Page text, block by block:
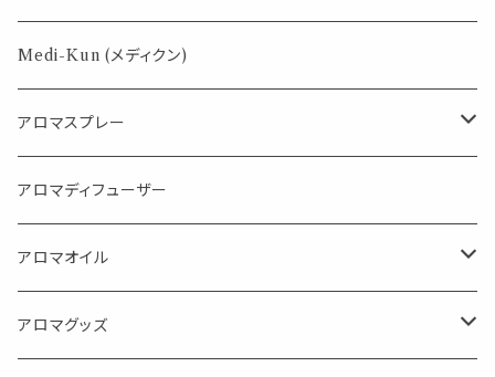
パロサント
Medi-Kun (メディクン)
アロマスプレー
目的で選ぶ
蒸し暑い夏やリフレッシュに
消臭に（用途：空間や衣服）
FLOWER LESO. フラワレソット
Kiyome LESO. キヨメ レソット
アロマディフューザー
アロマオイル
エッセンシャルオイル
アロマグッズ